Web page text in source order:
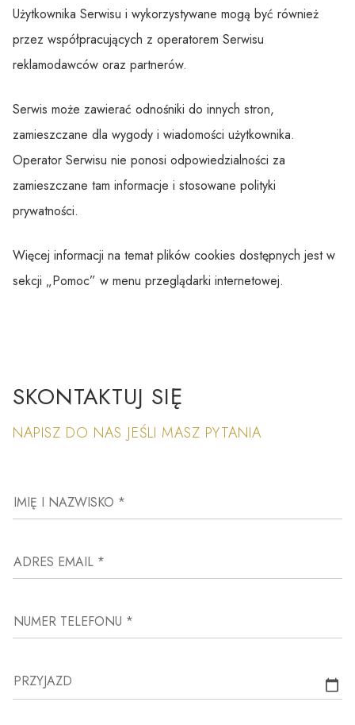
Użytkownika Serwisu i wykorzystywane mogą być również
przez współpracujących z operatorem Serwisu
reklamodawców oraz partnerów.
Serwis może zawierać odnośniki do innych stron,
zamieszczane dla wygody i wiadomości użytkownika.
Operator Serwisu nie ponosi odpowiedzialności za
zamieszczane tam informacje i stosowane polityki
prywatności.
Więcej informacji na temat plików cookies dostępnych jest w
sekcji „Pomoc” w menu przeglądarki internetowej.
SKONTAKTUJ SIĘ
NAPISZ DO NAS JEŚLI MASZ PYTANIA
IMIĘ I NAZWISKO *
ADRES EMAIL *
NUMER TELEFONU *
PRZYJAZD